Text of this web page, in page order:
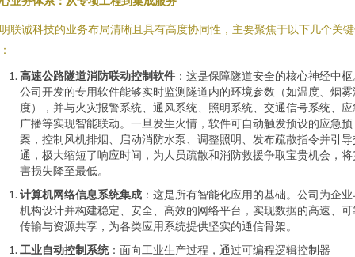
联诚科技的业务布局清晰且具有高度协同性，主要聚焦于以下几个关
高速公路隧道消防联动控制软件 ：这是保障隧道安全的核心神经中
公司开发的专用软件能够实时监测隧道内的环境参数（如温度、烟雾
度），并与火灾报警系统、通风系统、照明系统、交通信号系统、应
广播等实现智能联动。一旦发生火情，软件可自动触发预设的应急预
案，控制风机排烟、启动消防水泵、调整照明、发布疏散指令并引导
通，极大缩短了响应时间，为人员疏散和消防救援争取宝贵机会，将
害损失降至最低。
计算机网络信息系统集成 ：这是所有智能化应用的基础。公司为企
机构设计并构建稳定、安全、高效的网络平台，实现数据的高速、可
传输与资源共享，为各类应用系统提供坚实的通信骨架。
工业自动控制系统：面向工业生产过程，通过可编程逻辑控制器